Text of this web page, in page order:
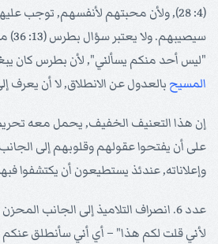
(4: 28), ولأن محبتهم لأنفسهم, توجب
سيصيبهم. ولا يعتبر سؤال بطرس (13: 36) مستثنى من قول
"ليس أحد منكم يسألني", لأن بطرس كان
المسيح بالعدول عن الانطلاق, لا أن يعرف
إن هذا التعنيف الخفيف, يحمل معه
على أن يفتحوا عقولهم وقلوبهم إلى
وإعلاناته, عندئذ يستطيعون أن يكتشفوا
عدد 6. انصراف التلاميذ إلى الجانب المحزن من انطلاق
لأني قلت لكم هذا" – أي أني سأنطلق